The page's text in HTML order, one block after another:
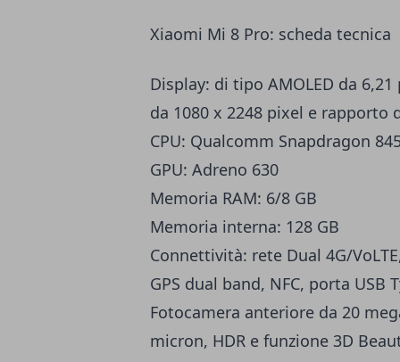
Xiaomi Mi 8 Pro: scheda tecnica
Display: di tipo AMOLED da
da 1080 x 2248 pixel e rapporto
CPU: Qualcomm Snapdragon
GPU: Adreno 630
Memoria RAM: 6/8 GB
Memoria interna: 128 GB
Connettività: rete Dual 4G/
GPS dual band, NFC, porta USB
Fotocamera anteriore da 20
micron, HDR e funzione 3D